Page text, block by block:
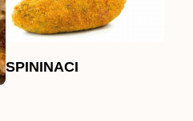
SPININACI